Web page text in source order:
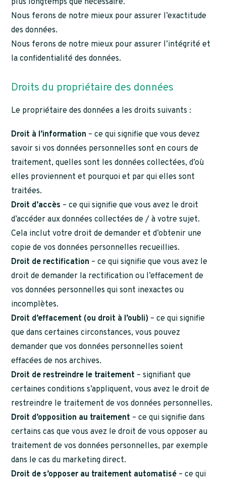
plus longtemps que nécessaire.
Nous ferons de notre mieux pour assurer l’exactitude
des données.
Nous ferons de notre mieux pour assurer l’intégrité et
la confidentialité des données.
Droits du propriétaire des données
Le propriétaire des données a les droits suivants :
Droit à l’information – ce qui signifie que vous devez
savoir si vos données personnelles sont en cours de
traitement, quelles sont les données collectées, d’où
elles proviennent et pourquoi et par qui elles sont
traitées.
Droit d’accès – ce qui signifie que vous avez le droit
d’accéder aux données collectées de / à votre sujet.
Cela inclut votre droit de demander et d’obtenir une
copie de vos données personnelles recueillies.
Droit de rectification – ce qui signifie que vous avez le
droit de demander la rectification ou l’effacement de
vos données personnelles qui sont inexactes ou
incomplètes.
Droit d’effacement (ou droit à l’oubli) – ce qui signifie
que dans certaines circonstances, vous pouvez
demander que vos données personnelles soient
effacées de nos archives.
Droit de restreindre le traitement – signifiant que
certaines conditions s’appliquent, vous avez le droit de
restreindre le traitement de vos données personnelles.
Droit d’opposition au traitement – ce qui signifie dans
certains cas que vous avez le droit de vous opposer au
traitement de vos données personnelles, par exemple
dans le cas du marketing direct.
Droit de s’opposer au traitement automatisé – ce qui